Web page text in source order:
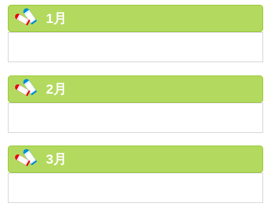
1月
2月
3月